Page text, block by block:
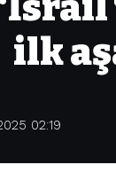
ilk
02:19